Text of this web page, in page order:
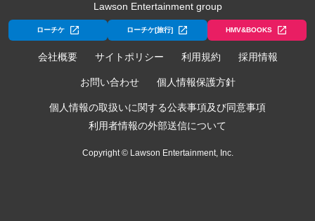
Lawson Entertainment group
ローチケ ローチケ[旅行] HMV&BOOKS
会社概要 サイトポリシー 利用規約 採用情報
お問い合わせ 個人情報保護方針
個人情報の取扱いに関する公表事項及び同意事項
利用者情報の外部送信について
Copyright © Lawson Entertainment, Inc.